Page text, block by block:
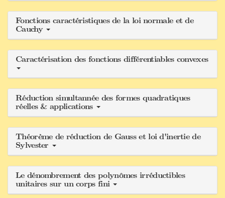
Fonctions caractéristiques de la loi normale et de
Cauchy
Caractérisation des fonctions différentiables convexes
Réduction simultannée des formes quadratiques
réelles & applications
Théorème de réduction de Gauss et loi d'inertie de
Sylvester
Le dénombrement des polynômes irréductibles
unitaires sur un corps fini